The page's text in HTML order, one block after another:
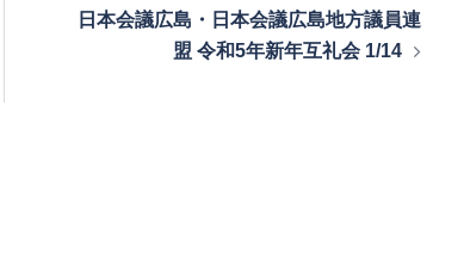
日本会議広島・日本会議広島地方議員連
盟 令和5年新年互礼会 1/14